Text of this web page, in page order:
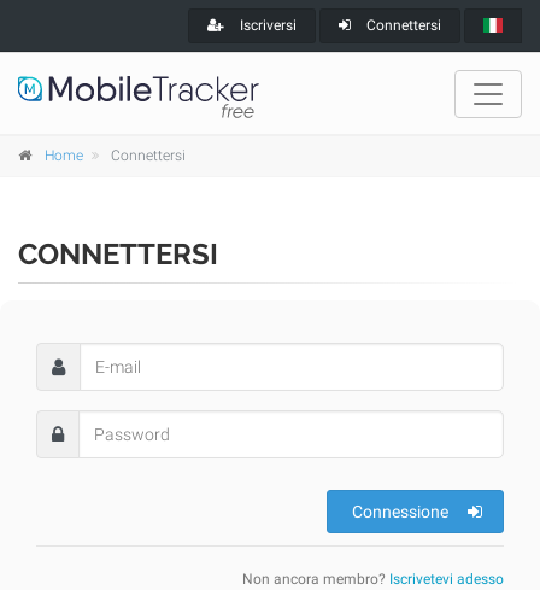
Iscriversi Connettersi
Home Connettersi
CONNETTERSI
Connessione
Non ancora membro? Iscrivetevi adesso